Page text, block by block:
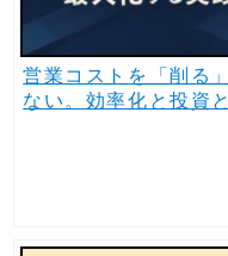
営業コストを「削る
ない。効率化と投資